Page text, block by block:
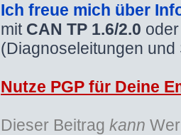
Ich freue mich über
mit CAN TP 1.6/2.0
(Diagnoseleitungen
Nutze PGP für Deine
Dieser Beitrag kann